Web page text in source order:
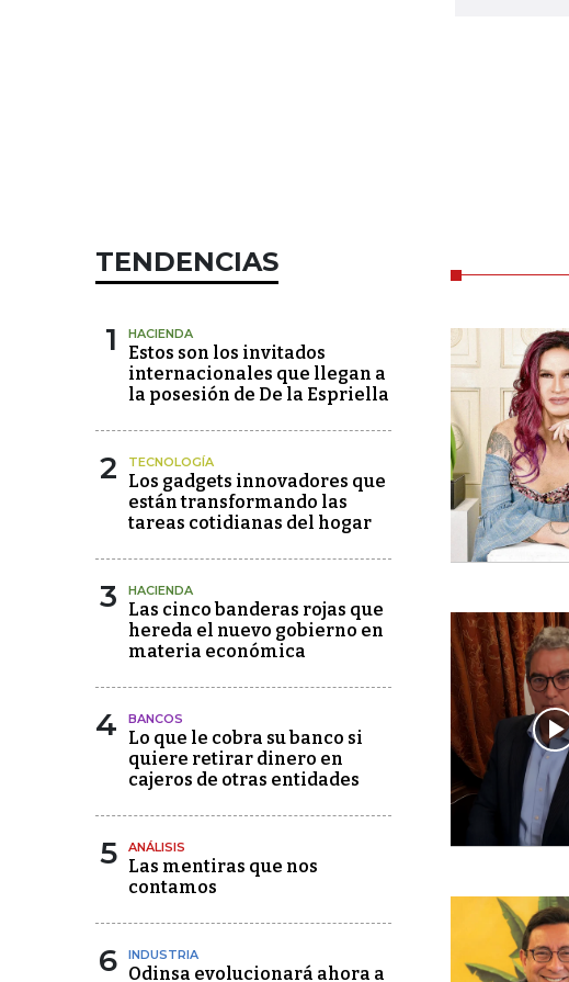
TENDENCIAS
1 HACIENDA
Estos son los invitados
internacionales que llegan a
la posesión de De la Espriella
2 TECNOLOGÍA
Los gadgets innovadores que
están transformando las
tareas cotidianas del hogar
3 HACIENDA
Las cinco banderas rojas que
hereda el nuevo gobierno en
materia económica
4 BANCOS
Lo que le cobra su banco si
quiere retirar dinero en
cajeros de otras entidades
5 ANÁLISIS
Las mentiras que nos
contamos
6 INDUSTRIA
Odinsa evolucionará ahora a